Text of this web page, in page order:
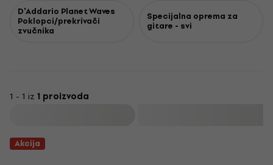
D'Addario Planet Waves
Poklopci/prekrivači
zvučnika
Specijalna oprema za
gitare - svi
1 - 1 iz 1 proizvoda
Akcija